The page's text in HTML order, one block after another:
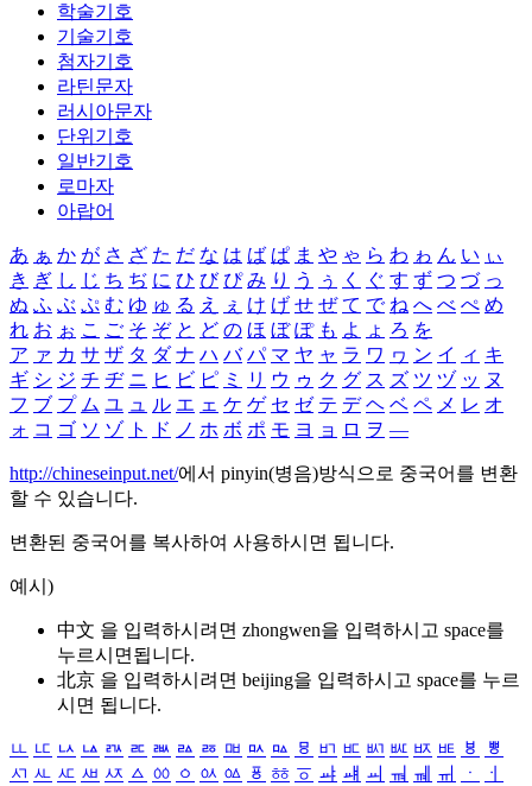
학술기호
기술기호
첨자기호
라틴문자
러시아문자
단위기호
일반기호
로마자
아랍어
あ ぁ か が さ ざ た だ な は ば ぱ ま や ゃ ら わ ゎ ん い ぃ
き ぎ し じ ち ぢ に ひ び ぴ み り う ぅ く ぐ す ず つ づ っ
ぬ ふ ぶ ぷ む ゆ ゅ る え ぇ け げ せ ぜ て で ね へ べ ぺ め
れ お ぉ こ ご そ ぞ と ど の ほ ぼ ぽ も よ ょ ろ を
ア ァ カ サ ザ タ ダ ナ ハ バ パ マ ヤ ャ ラ ワ ヮ ン イ ィ キ
ギ シ ジ チ ヂ ニ ヒ ビ ピ ミ リ ウ ゥ ク グ ス ズ ツ ヅ ッ ヌ
フ ブ プ ム ユ ュ ル エ ェ ケ ゲ セ ゼ テ デ ヘ ベ ペ メ レ オ
ォ コ ゴ ソ ゾ ト ド ノ ホ ボ ポ モ ヨ ョ ロ ヲ ―
http://chineseinput.net/에서 pinyin(병음)방식으로 중국어를 변환
할 수 있습니다.
변환된 중국어를 복사하여 사용하시면 됩니다.
예시)
中文 을 입력하시려면 zhongwen을 입력하시고 space를
누르시면됩니다.
北京 을 입력하시려면 beijing을 입력하시고 space를 누르
시면 됩니다.
ㅥ ㅦ ㅧ ㅨ ㅩ ㅪ ㅫ ㅬ ㅭ ㅮ ㅯ ㅰ ㅱ ㅲ ㅳ ㅴ ㅵ ㅶ ㅷ ㅸ
ㅹ
ㅺ ㅻ ㅼ ㅽ ㅾ ㅿ ㆀ ㆁ ㆂ ㆃ ㆄ ㆅ ㆆ ㆇ ㆈ ㆉ ㆊ ㆋ ㆌ ㆍ
ㆎ